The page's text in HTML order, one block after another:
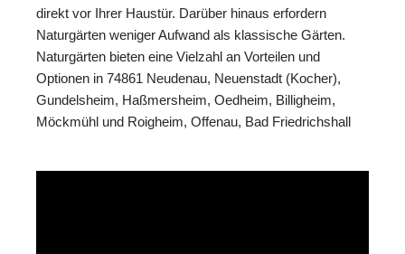
direkt vor Ihrer Haustür. Darüber hinaus erfordern
Naturgärten weniger Aufwand als klassische Gärten.
Naturgärten bieten eine Vielzahl an Vorteilen und
Optionen in 74861 Neudenau, Neuenstadt (Kocher),
Gundelsheim, Haßmersheim, Oedheim, Billigheim,
Möckmühl und Roigheim, Offenau, Bad Friedrichshall